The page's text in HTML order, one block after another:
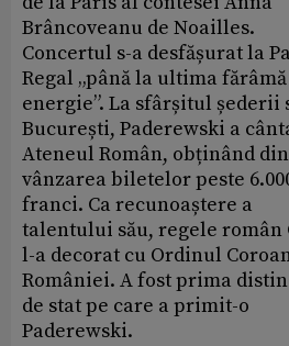
Brâncoveanu de Noailles.
Concertul s-a desfășurat la
Regal „până la ultima fărâmă
energie”. La sfârșitul șederii
București, Paderewski a
Ateneul Român, obținând din
vânzarea biletelor peste
franci. Ca recunoaștere a
talentului său, regele român
l-a decorat cu Ordinul
României. A fost prima
de stat pe care a primit-o
Paderewski.